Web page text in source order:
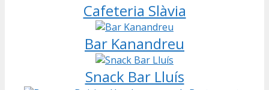
Cafeteria Slàvia
Bar Kanandreu
Snack Bar Lluís